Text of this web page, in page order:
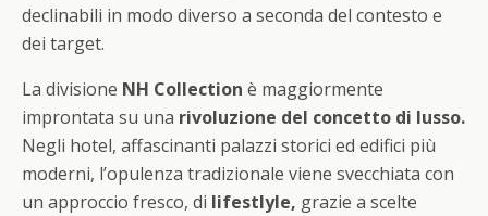
declinabili in modo diverso a seconda del contesto e
dei target.
La divisione NH Collection è maggiormente
improntata su una rivoluzione del concetto di lusso.
Negli hotel, affascinanti palazzi storici ed edifici più
moderni, l’opulenza tradizionale viene svecchiata con
un approccio fresco, di lifestlyle, grazie a scelte